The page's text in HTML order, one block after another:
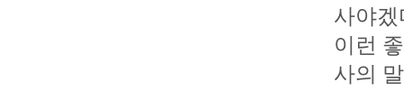
사야
이런
사의